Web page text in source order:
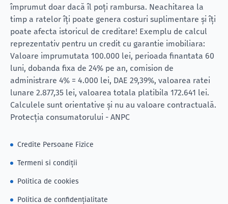
împrumut doar dacă îl poți rambursa. Neachitarea la
timp a ratelor îți poate genera costuri suplimentare și îți
poate afecta istoricul de creditare! Exemplu de calcul
reprezentativ pentru un credit cu garantie imobiliara:
Valoare imprumutata 100.000 lei, perioada finantata 60
luni, dobanda fixa de 24% pe an, comision de
administrare 4% = 4.000 lei, DAE 29,39%, valoarea ratei
lunare 2.877,35 lei, valoarea totala platibila 172.641 lei.
Calculele sunt orientative și nu au valoare contractuală.
Protecția consumatorului - ANPC
Credite Persoane Fizice
Termeni si condiții
Politica de cookies
Politica de confidențialitate